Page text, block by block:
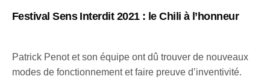
Festival Sens Interdit 2021 : le Chili à l’honneur
Patrick Penot et son équipe ont dû trouver de nouveaux
modes de fonctionnement et faire preuve d’inventivité.